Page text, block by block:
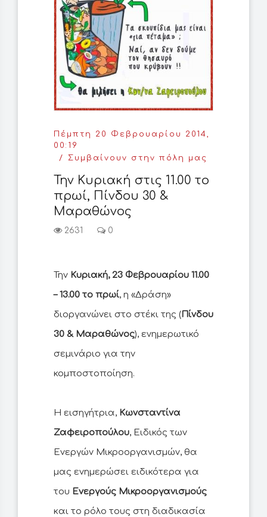
Πέμπτη 20 Φεβρουαρίου 2014,
00:19
Συμβαίνουν στην πόλη μας
Την Κυριακή στις 11.00 το
πρωί, Πίνδου 30 &
Μαραθώνος
2631 0
Την Κυριακή, 23 Φεβρουαρίου 11.00
– 13.00 το πρωί, η «Δράση»
διοργανώνει στο στέκι της (Πίνδου
30 & Μαραθώνος), ενημερωτικό
σεμινάριο για την
κομποστοποίηση.
Η εισηγήτρια, Κωνσταντίνα
Ζαφειροπούλου, Ειδικός των
Ενεργών Μικροοργανισμών, θα
μας ενημερώσει ειδικότερα για
του Ενεργούς Μικροοργανισμούς
και το ρόλο τους στη διαδικασία